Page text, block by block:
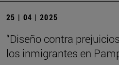
25 | 04 | 2025
“Diseño contra
los inmigrantes en